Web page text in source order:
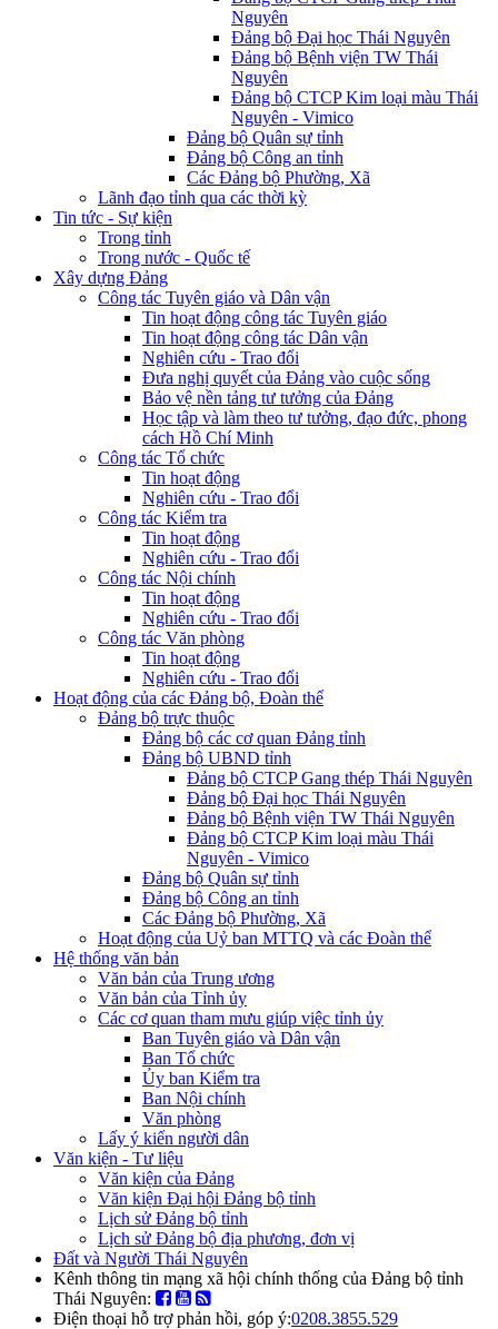
Nguyên
Đảng bộ Đại học Thái Nguyên
Đảng bộ Bệnh viện TW Thái
Nguyên
Đảng bộ CTCP Kim loại màu Thái
Nguyên - Vimico
Đảng bộ Quân sự tỉnh
Đảng bộ Công an tỉnh
Các Đảng bộ Phường, Xã
Lãnh đạo tỉnh qua các thời kỳ
Tin tức - Sự kiện
Trong tỉnh
Trong nước - Quốc tế
Xây dựng Đảng
Công tác Tuyên giáo và Dân vận
Tin hoạt động công tác Tuyên giáo
Tin hoạt động công tác Dân vận
Nghiên cứu - Trao đổi
Đưa nghị quyết của Đảng vào cuộc sống
Bảo vệ nền tảng tư tưởng của Đảng
Học tập và làm theo tư tưởng, đạo đức, phong
cách Hồ Chí Minh
Công tác Tổ chức
Tin hoạt động
Nghiên cứu - Trao đổi
Công tác Kiểm tra
Tin hoạt động
Nghiên cứu - Trao đổi
Công tác Nội chính
Tin hoạt động
Nghiên cứu - Trao đổi
Công tác Văn phòng
Tin hoạt động
Nghiên cứu - Trao đổi
Hoạt động của các Đảng bộ, Đoàn thể
Đảng bộ trực thuộc
Đảng bộ các cơ quan Đảng tỉnh
Đảng bộ UBND tỉnh
Đảng bộ CTCP Gang thép Thái Nguyên
Đảng bộ Đại học Thái Nguyên
Đảng bộ Bệnh viện TW Thái Nguyên
Đảng bộ CTCP Kim loại màu Thái
Nguyên - Vimico
Đảng bộ Quân sự tỉnh
Đảng bộ Công an tỉnh
Các Đảng bộ Phường, Xã
Hoạt động của Uỷ ban MTTQ và các Đoàn thể
Hệ thống văn bản
Văn bản của Trung ương
Văn bản của Tỉnh ủy
Các cơ quan tham mưu giúp việc tỉnh ủy
Ban Tuyên giáo và Dân vận
Ban Tổ chức
Ủy ban Kiểm tra
Ban Nội chính
Văn phòng
Lấy ý kiến người dân
Văn kiện - Tư liệu
Văn kiện của Đảng
Văn kiện Đại hội Đảng bộ tỉnh
Lịch sử Đảng bộ tỉnh
Lịch sử Đảng bộ địa phương, đơn vị
Đất và Người Thái Nguyên
Kênh thông tin mạng xã hội chính thống của Đảng bộ tỉnh
Thái Nguyên:
Điện thoại hỗ trợ phản hồi, góp ý:0208.3855.529